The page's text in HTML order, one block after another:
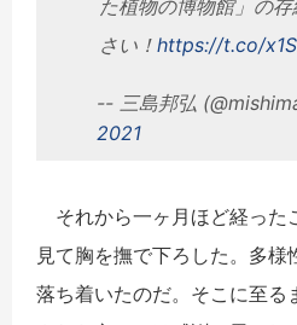
た植物の博物館」の
さい！ https://t.co/
-- 三島邦弘
2021
それから一ヶ月ほど経った
見て胸を撫で下ろした。多
落ち着いたのだ。そこに至る